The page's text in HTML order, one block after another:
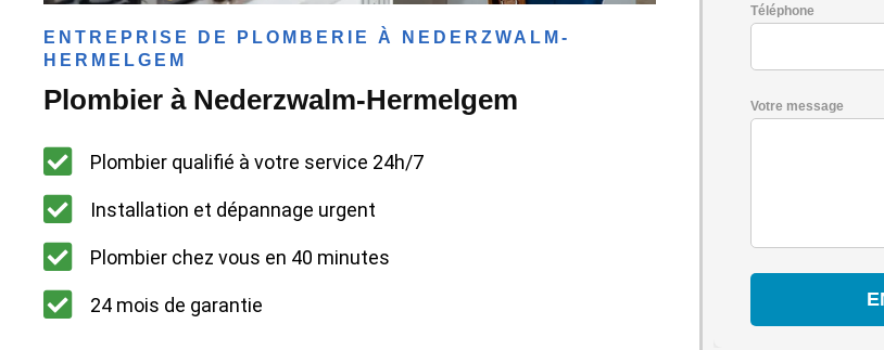
ENTREPRISE DE PLOMBERIE À NEDERZWALM-
HERMELGEM
Plombier à Nederzwalm-Hermelgem
Plombier qualifié à votre service 24h/7
Installation et dépannage urgent
Plombier chez vous en 40 minutes
24 mois de garantie
Téléphone
Votre message